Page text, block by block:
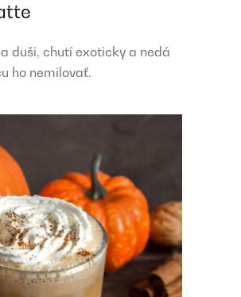
duši, chutí exoticky a nedá
ho nemilovať.